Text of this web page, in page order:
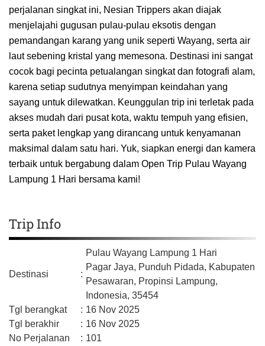
perjalanan singkat ini, Nesian Trippers akan diajak
menjelajahi gugusan pulau-pulau eksotis dengan
pemandangan karang yang unik seperti Wayang, serta air
laut sebening kristal yang memesona. Destinasi ini sangat
cocok bagi pecinta petualangan singkat dan fotografi alam,
karena setiap sudutnya menyimpan keindahan yang
sayang untuk dilewatkan. Keunggulan trip ini terletak pada
akses mudah dari pusat kota, waktu tempuh yang efisien,
serta paket lengkap yang dirancang untuk kenyamanan
maksimal dalam satu hari. Yuk, siapkan energi dan kamera
terbaik untuk bergabung dalam Open Trip Pulau Wayang
Lampung 1 Hari bersama kami!
Trip Info
Destinasi :
Pulau Wayang Lampung 1 Hari
Pagar Jaya, Punduh Pidada, Kabupaten
Pesawaran, Propinsi Lampung,
Indonesia, 35454
Tgl berangkat
: 16 Nov 2025
Tgl berakhir
: 16 Nov 2025
No Perjalanan
: 101